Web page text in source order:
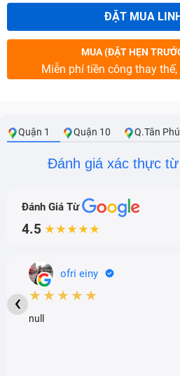
ĐẶT MUA
MUA (ĐẶT HẸN
Miễn phí tiền công thay
Quận 1 Quận 10 Q.Tân Phú
Đánh giá xác thực
Đánh Giá Từ
4.5 ★★★★★
ofri einy
★★★★★
null
‹